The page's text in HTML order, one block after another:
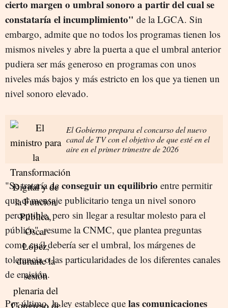
cierto margen o umbral sonoro a partir del cual se
constataría el incumplimiento" de la LGCA. Sin
embargo, admite que no todos los programas tienen los
mismos niveles y abre la puerta a que el umbral anterior
pudiera ser más generoso en programas con unos
niveles más bajos y más estricto en los que ya tienen un
nivel sonoro elevado.
El Gobierno prepara el concurso del nuevo
canal de TV con el objetivo de que esté en el
aire en el primer trimestre de 2026
"Se trataría de conseguir un equilibrio entre permitir
que el mensaje publicitario tenga un nivel sonoro
perceptible, pero sin llegar a resultar molesto para el
público", resume la CNMC, que plantea preguntas
como cuál debería ser el umbral, los márgenes de
tolerancia o las particularidades de los diferentes canales
de emisión.
Por último, la ley establece que las comunicaciones